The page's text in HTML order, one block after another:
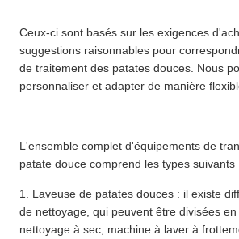
Ceux-ci sont basés sur les exigences
suggestions raisonnables pour
de traitement des patates douces. Nous
personnaliser et adapter de manière
L'ensemble complet d'équipements de
patate douce comprend les types suivants
1. Laveuse de patates douces : il existe
de nettoyage, qui peuvent être divisées
nettoyage à sec, machine à laver à